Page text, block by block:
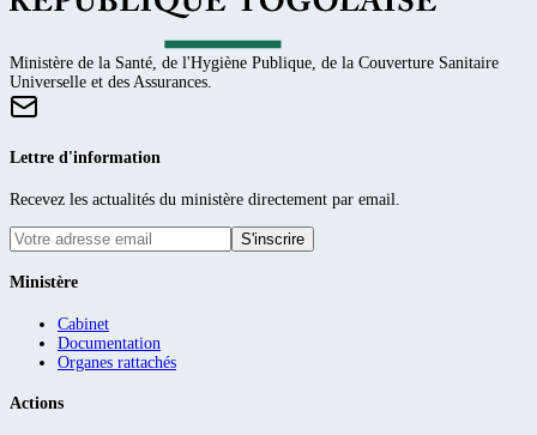
Ministère de la Santé, de l'Hygiène Publique, de la Couverture Sanitaire
Universelle et des Assurances.
Lettre d'information
Recevez les actualités du ministère directement par email.
S'inscrire
Ministère
Cabinet
Documentation
Organes rattachés
Actions